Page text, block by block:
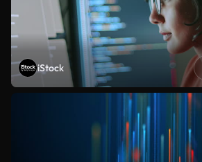
iStock